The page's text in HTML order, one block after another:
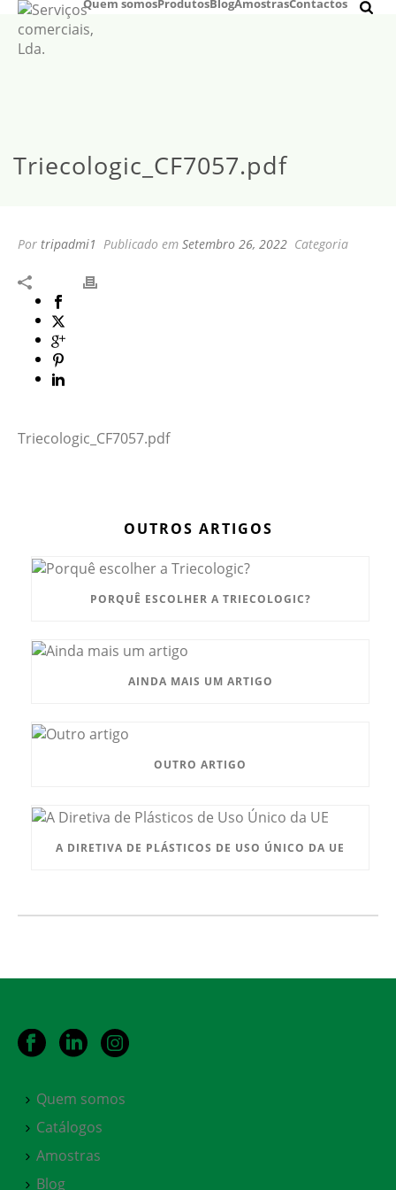
Quem somosProdutosBlogAmostrasContactos
Triecologic_CF7057.pdf
Por tripadmi1 Publicado em Setembro 26, 2022 Categoria
Triecologic_CF7057.pdf
OUTROS ARTIGOS
PORQUÊ ESCOLHER A TRIECOLOGIC?
AINDA MAIS UM ARTIGO
OUTRO ARTIGO
A DIRETIVA DE PLÁSTICOS DE USO ÚNICO DA UE
Quem somos
Catálogos
Amostras
Blog